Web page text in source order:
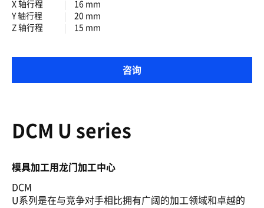
X 轴行程
16 mm
Y 轴行程
20 mm
Z 轴行程
15 mm
咨询
DCM U series
模具加工用龙门加工中心
DCM
U系列是在与竞争对手相比拥有广阔的加工领域和卓越的